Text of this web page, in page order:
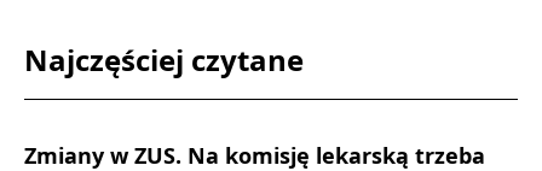
Najczęściej czytane
Zmiany w ZUS. Na komisję lekarską trzeba